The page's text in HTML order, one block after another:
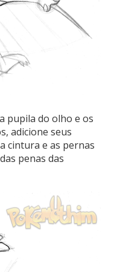
pupila do olho e os
adicione seus
cintura e as pernas
penas das